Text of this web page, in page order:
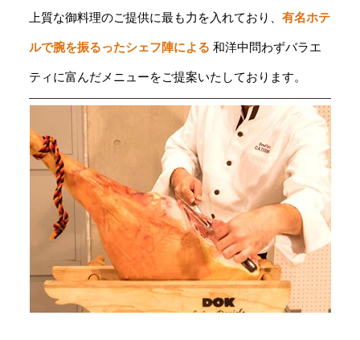
上質な御料理のご提供に最も力を入れており、 有名ホテ
ルで腕を振るったシェフ陣による 和洋中問わずバラエ
ティに富んだメニューをご提案いたしております。